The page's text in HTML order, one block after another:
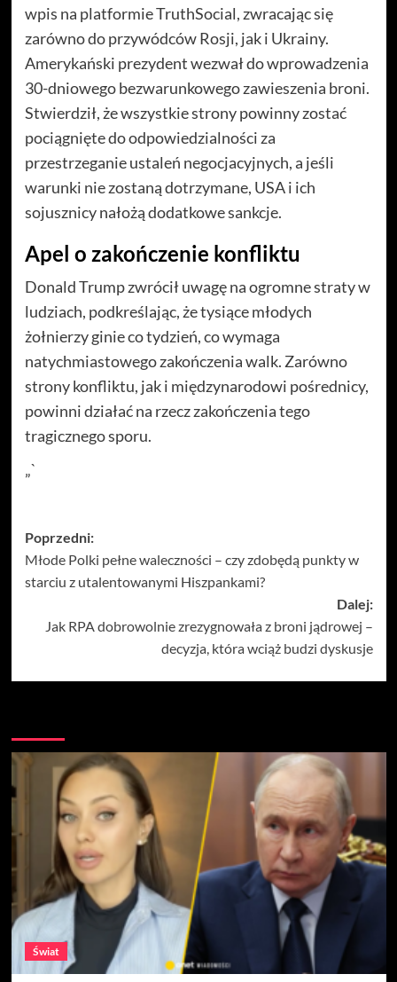
wpis na platformie TruthSocial, zwracając się
zarówno do przywódców Rosji, jak i Ukrainy.
Amerykański prezydent wezwał do wprowadzenia
30-dniowego bezwarunkowego zawieszenia broni.
Stwierdził, że wszystkie strony powinny zostać
pociągnięte do odpowiedzialności za
przestrzeganie ustaleń negocjacyjnych, a jeśli
warunki nie zostaną dotrzymane, USA i ich
sojusznicy nałożą dodatkowe sankcje.
Apel o zakończenie konfliktu
Donald Trump zwrócił uwagę na ogromne straty w
ludziach, podkreślając, że tysiące młodych
żołnierzy ginie co tydzień, co wymaga
natychmiastowego zakończenia walk. Zarówno
strony konfliktu, jak i międzynarodowi pośrednicy,
powinni działać na rzecz zakończenia tego
tragicznego sporu.
„`
Zobacz
wpisy
Poprzedni:
Młode Polki pełne waleczności – czy zdobędą punkty w
starciu z utalentowanymi Hiszpankami?
Dalej:
Jak RPA dobrowolnie zrezygnowała z broni jądrowej –
decyzja, która wciąż budzi dyskusje
Świat